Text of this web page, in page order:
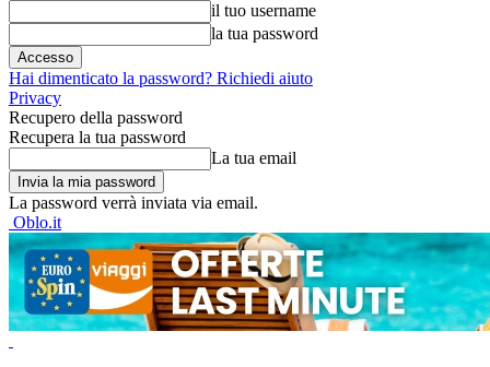
il tuo username
la tua password
Hai dimenticato la password? Richiedi aiuto
Privacy
Recupero della password
Recupera la tua password
La tua email
La password verrà inviata via email.
Oblo.it